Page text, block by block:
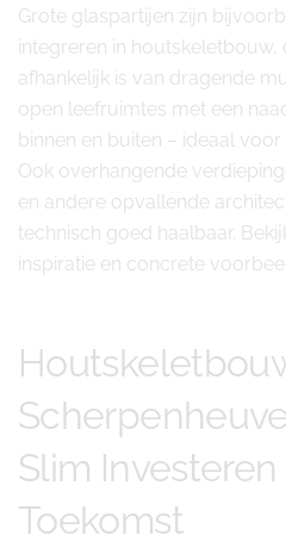
Grote glaspartijen zijn
integreren in
afhankelijk is van dragende
open leefruimtes met een
binnen en buiten – ideaal
Ook overhangende
en andere opvallende
technisch goed haalbaar.
inspiratie en concrete
Slim
Toekomst